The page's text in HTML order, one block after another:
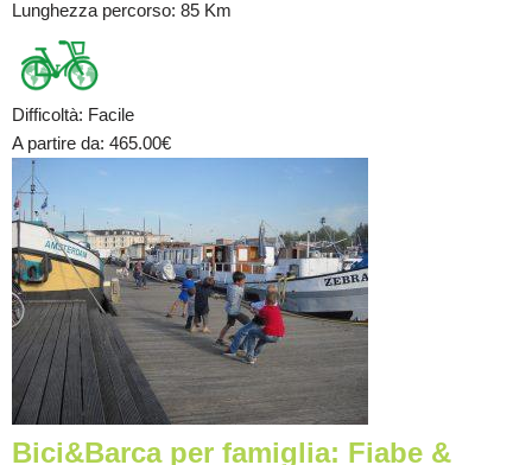
Lunghezza percorso: 85 Km
Difficoltà: Facile
A partire da: 465.00€
Bici&Barca per famiglia: Fiabe &